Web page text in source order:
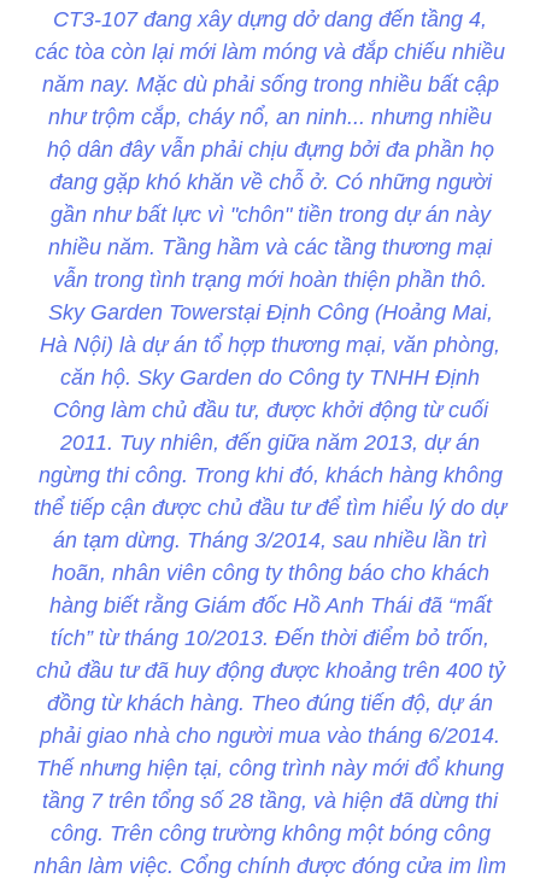
CT3-107 đang xây dựng dở dang đến tầng 4,
các tòa còn lại mới làm móng và đắp chiếu nhiều
năm nay. Mặc dù phải sống trong nhiều bất cập
như trộm cắp, cháy nổ, an ninh... nhưng nhiều
hộ dân đây vẫn phải chịu đựng bởi đa phần họ
đang gặp khó khăn về chỗ ở. Có những người
gần như bất lực vì "chôn" tiền trong dự án này
nhiều năm. Tầng hầm và các tầng thương mại
vẫn trong tình trạng mới hoàn thiện phần thô.
Sky Garden Towerstại Định Công (Hoảng Mai,
Hà Nội) là dự án tổ hợp thương mại, văn phòng,
căn hộ. Sky Garden do Công ty TNHH Định
Công làm chủ đầu tư, được khởi động từ cuối
2011. Tuy nhiên, đến giữa năm 2013, dự án
ngừng thi công. Trong khi đó, khách hàng không
thể tiếp cận được chủ đầu tư để tìm hiểu lý do dự
án tạm dừng. Tháng 3/2014, sau nhiều lần trì
hoãn, nhân viên công ty thông báo cho khách
hàng biết rằng Giám đốc Hồ Anh Thái đã “mất
tích” từ tháng 10/2013. Đến thời điểm bỏ trốn,
chủ đầu tư đã huy động được khoảng trên 400 tỷ
đồng từ khách hàng. Theo đúng tiến độ, dự án
phải giao nhà cho người mua vào tháng 6/2014.
Thế nhưng hiện tại, công trình này mới đổ khung
tầng 7 trên tổng số 28 tầng, và hiện đã dừng thi
công. Trên công trường không một bóng công
nhân làm việc. Cổng chính được đóng cửa im lìm